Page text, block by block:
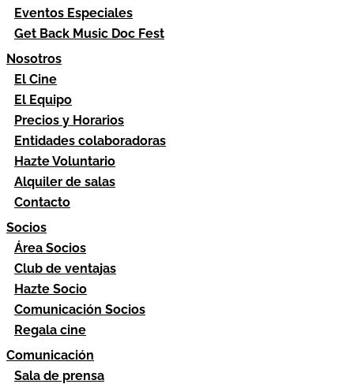
Eventos Especiales
Get Back Music Doc Fest
Nosotros
El Cine
El Equipo
Precios y Horarios
Entidades colaboradoras
Hazte Voluntario
Alquiler de salas
Contacto
Socios
Área Socios
Club de ventajas
Hazte Socio
Comunicación Socios
Regala cine
Comunicación
Sala de prensa